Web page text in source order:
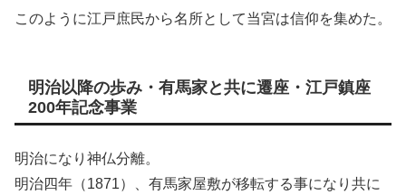
このように江戸庶民から名所として当宮は信仰を集めた。
明治以降の歩み・有馬家と共に遷座・江戸鎮座
200年記念事業
明治になり神仏分離。
明治四年（1871）、有馬家屋敷が移転する事になり共に